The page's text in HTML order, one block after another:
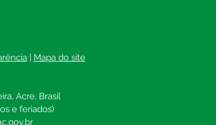
| Mapa do site
Acre, Brasil
e feriados)